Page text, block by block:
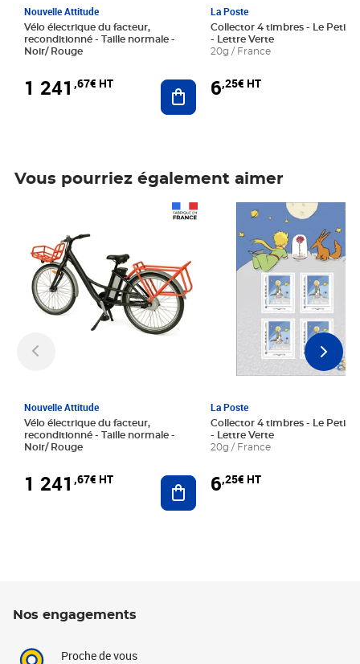
Nouvelle Attitude
Vélo électrique du facteur,
reconditionné - Taille normale -
Noir/ Rouge
1 241 ,67€ HT Ajouter au panier
La Poste
Collector 4 timbres - Le Petit
- Lettre Verte
20g / France
6,25€ HT
Vous pourriez également aimer
Nouvelle Attitude
Vélo électrique du facteur,
reconditionné - Taille normale -
Noir/ Rouge
1 241 ,67€ HT Ajouter au panier
La Poste
Collector 4 timbres - Le Petit
- Lettre Verte
20g / France
6,25€ HT
Prix 6,25€ HT
Nos engagements
Proche de vous